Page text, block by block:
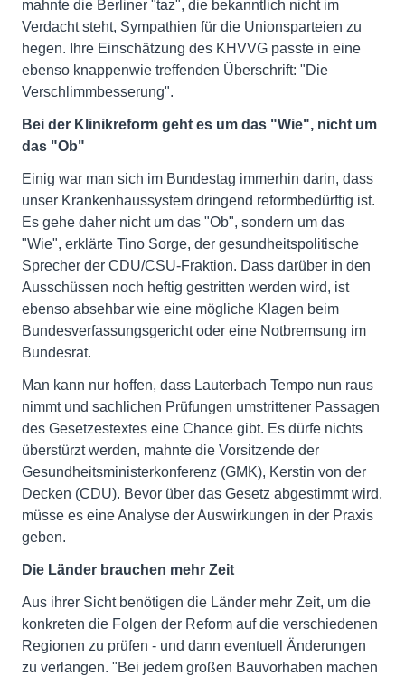
mahnte die Berliner "taz", die bekanntlich nicht im
Verdacht steht, Sympathien für die Unionsparteien zu
hegen. Ihre Einschätzung des KHVVG passte in eine
ebenso knappenwie treffenden Überschrift: "Die
Verschlimmbesserung".
Bei der Klinikreform geht es um das "Wie", nicht um
das "Ob"
Einig war man sich im Bundestag immerhin darin, dass
unser Krankenhaussystem dringend reformbedürftig ist.
Es gehe daher nicht um das "Ob", sondern um das
"Wie", erklärte Tino Sorge, der gesundheitspolitische
Sprecher der CDU/CSU-Fraktion. Dass darüber in den
Ausschüssen noch heftig gestritten werden wird, ist
ebenso absehbar wie eine mögliche Klagen beim
Bundesverfassungsgericht oder eine Notbremsung im
Bundesrat.
Man kann nur hoffen, dass Lauterbach Tempo nun raus
nimmt und sachlichen Prüfungen umstrittener Passagen
des Gesetzestextes eine Chance gibt. Es dürfe nichts
überstürzt werden, mahnte die Vorsitzende der
Gesundheitsministerkonferenz (GMK), Kerstin von der
Decken (CDU). Bevor über das Gesetz abgestimmt wird,
müsse es eine Analyse der Auswirkungen in der Praxis
geben.
Die Länder brauchen mehr Zeit
Aus ihrer Sicht benötigen die Länder mehr Zeit, um die
konkreten die Folgen der Reform auf die verschiedenen
Regionen zu prüfen - und dann eventuell Änderungen
zu verlangen. "Bei jedem großen Bauvorhaben machen